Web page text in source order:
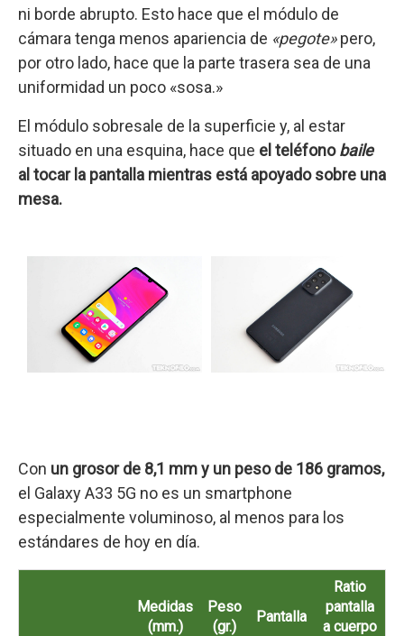
ni borde abrupto. Esto hace que el módulo de
cámara tenga menos apariencia de «pegote»pero,
por otro lado, hace que la parte trasera sea de una
uniformidad un poco «sosa.»
El módulo sobresale de la superficie y, al estar
situado en una esquina, hace que el teléfonobaile
al tocar la pantalla mientras está apoyado sobre una
mesa.
Con un grosor de 8,1 mm y un peso de 186 gramos,
el Galaxy A33 5G no es un smartphone
especialmente voluminoso, al menos para los
estándares de hoy en día.
Medidas
(mm.)
Peso
(gr.)
Pantalla
Ratio
pantalla
a cuerpo